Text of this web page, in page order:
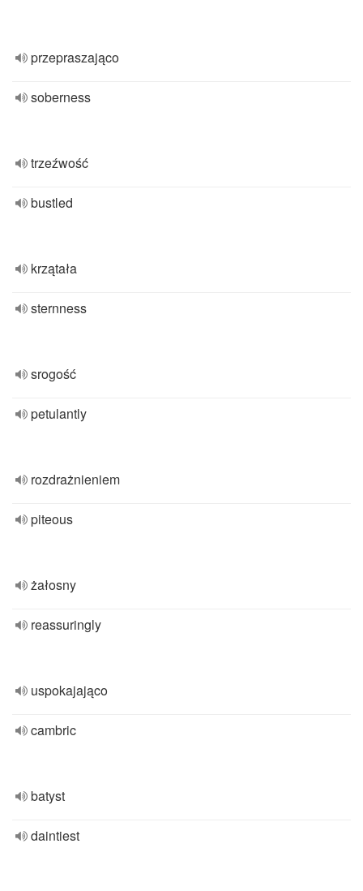
przepraszająco
soberness
trzeźwość
bustled
krzątała
sternness
srogość
petulantly
rozdrażnieniem
piteous
żałosny
reassuringly
uspokajająco
cambric
batyst
daintiest